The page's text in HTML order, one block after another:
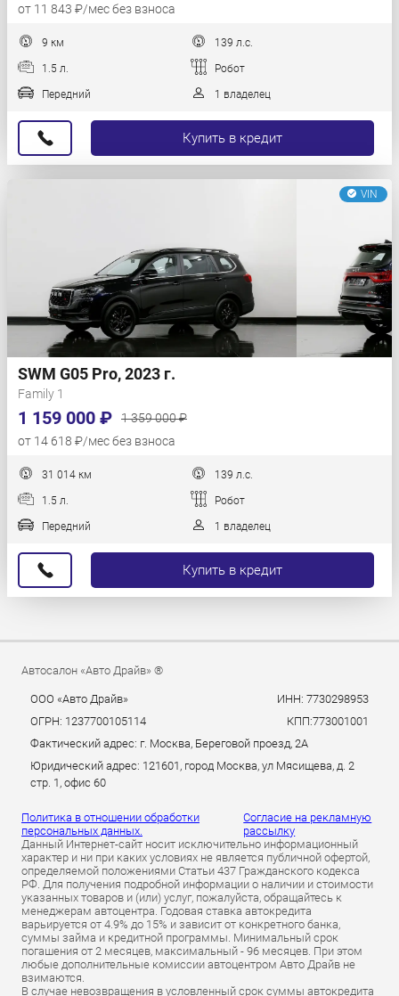
от 11 843 ₽/мес без взноса
9 км 139 л.с.
1.5 л. Робот
Передний 1 владелец
Купить в кредит
VIN
SWM G05 Pro, 2023 г.
Family 1
1 159 000 ₽
1 359 000 ₽
от 14 618 ₽/мес без взноса
31 014 км 139 л.с.
1.5 л. Робот
Передний 1 владелец
Купить в кредит
Автосалон «Авто Драйв» ®
ООО «Авто Драйв»
ИНН: 7730298953
ОГРН: 1237700105114
КПП:773001001
Фактический адрес: г. Москва, Береговой проезд, 2А
Юридический адрес: 121601, город Москва, ул Мясищева, д. 2
стр. 1, офис 60
Политика в отношении обработки
персональных данных.
Согласие на рекламную
рассылку
Данный Интернет-сайт носит исключительно информационный
характер и ни при каких условиях не является публичной офертой,
определяемой положениями Статьи 437 Гражданского кодекса
РФ. Для получения подробной информации о наличии и стоимости
указанных товаров и (или) услуг, пожалуйста, обращайтесь к
менеджерам автоцентра. Годовая ставка автокредита
варьируется от 4.9% до 15% и зависит от конкретного банка,
суммы займа и кредитной программы. Минимальный срок
погашения от 2 месяцев, максимальный - 96 месяцев. При этом
любые дополнительные комиссии автоцентром Авто Драйв не
взимаются.
В случае невозвращения в условленный срок суммы автокредита